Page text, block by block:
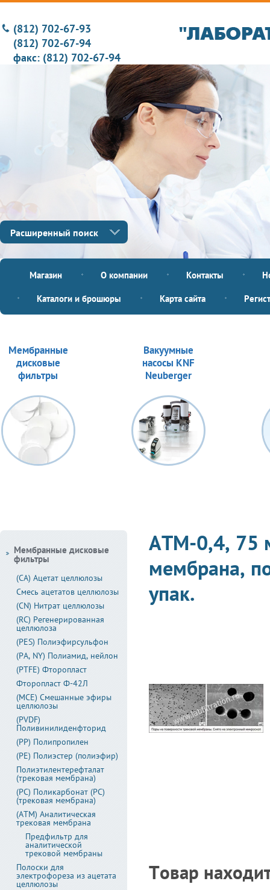
(812) 702-67-93
(812) 702-67-94
факс: (812) 702-67-94
Расширенный поиск
Магазин О компании Контакты
Каталоги и брошюры Карта сайта
Мембранные
дисковые
фильтры
Вакуумные
насосы KNF
Neuberger
АТМ-0,4, 75
мембрана,
упак.
Товар
Мембранные дисковые
фильтры
(CA) Ацетат целлюлозы
Смесь ацетатов целлюлозы
(CN) Нитрат целлюлозы
(RC) Регенерированная
целлюлоза
(PES) Полиэфирсульфон
(PA, NY) Полиамид, нейлон
(PTFE) Фторопласт
Фторопласт Ф-42Л
(MCE) Смешанные эфиры
целлюлозы
(PVDF)
Поливинилиденфторид
(PP) Полипропилен
(PE) Полиэстер (полиэфир)
Полиэтилентерефталат
(трековая мембрана)
(PC) Поликарбонат (PC)
(трековая мембрана)
(АТМ) Аналитическая
трековая мембрана
Предфильтр для
аналитической
трековой мембраны
Полоски для
электрофореза из ацетата
целлюлозы